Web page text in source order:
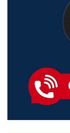
<Hotline: